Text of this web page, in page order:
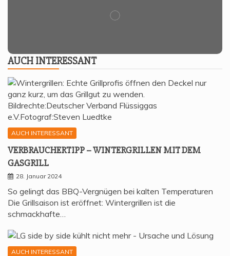
AUCH INTER­ES­SANT
AUCH INTERESSANT
VER­BRAU­CHER­TIPP – WIN­TER­GRIL­LEN MIT DEM
GASGRILL
28. Januar 2024
So gelingt das BBQ-Vergnügen bei kalten Temperaturen
Die Grillsaison ist eröffnet: Wintergrillen ist die
schmackhafte…
AUCH INTERESSANT